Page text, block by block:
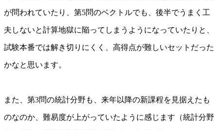
が問われていたり、第5問のベクトルでも、後半でうまく工
夫しないと計算地獄に陥ってしまうようになっていたりと、
試験本番では解き切りにくく、高得点が難しいセットだった
かなと思います。
また、第3問の統計分野も、来年以降の新課程を見据えたも
のなのか、難易度が上がっていたように感じます（統計分野